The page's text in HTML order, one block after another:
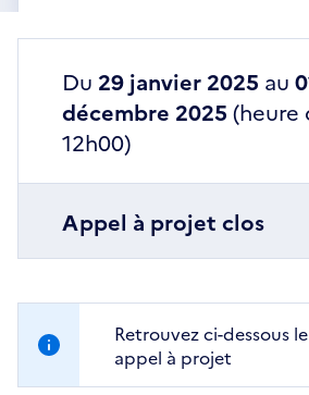
Du 29 janvier 2025 au
décembre 2025 (heure
12h00)
Appel à projet clos
Retrouvez ci-dessous
appel à projet